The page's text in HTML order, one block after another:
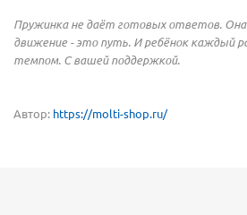
Пружинка не даёт готовых ответов.
движение - это путь. И ребёнок каждый
темпом. С вашей поддержкой.
Автор: https://molti-shop.ru/